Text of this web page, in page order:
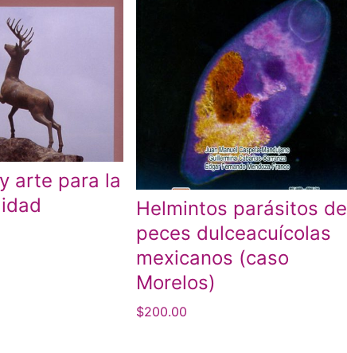
arte para la
Helmintos parásitos de
peces dulceacuícolas
mexicanos (caso
Morelos)
$200.00